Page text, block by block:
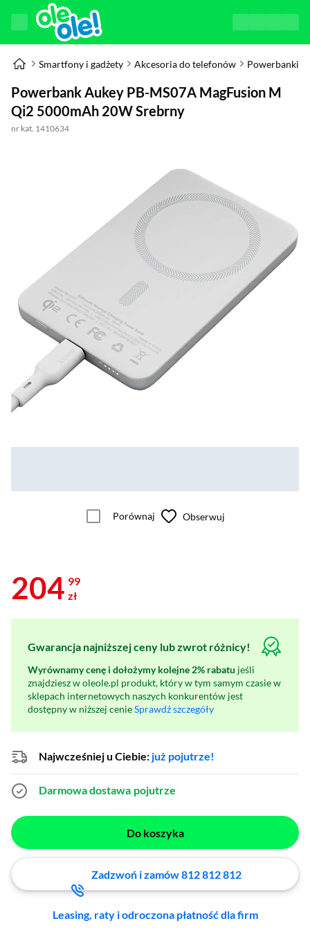
Smartfony i gadżety Akcesoria do telefonów Powerbanki
Powerbank Aukey PB-MS07A MagFusion M
Qi2 5000mAh 20W Srebrny
nr kat. 1410634
Porównaj Obserwuj
204 99
zł
Gwarancja najniższej ceny lub zwrot różnicy!
Wyrównamy cenę i dołożymy kolejne 2% rabatu jeśli
znajdziesz w oleole.pl produkt, który w tym samym czasie w
sklepach internetowych naszych konkurentów jest
dostępny w niższej cenieSprawdź szczegóły
Najwcześniej u Ciebie: już pojutrze!
Darmowa dostawa pojutrze
Do koszyka
Zadzwoń i zamów 812 812 812
Leasing, raty i odroczona płatność dla firm